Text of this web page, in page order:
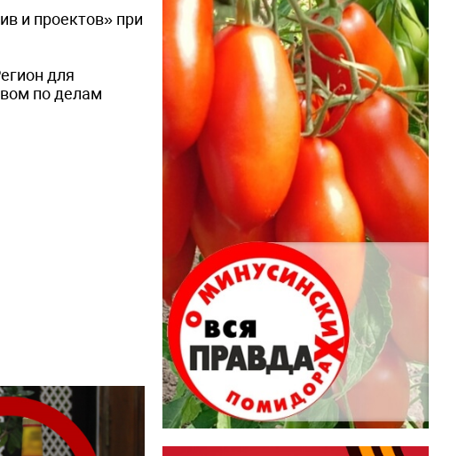
и проектов» при
для
по делам